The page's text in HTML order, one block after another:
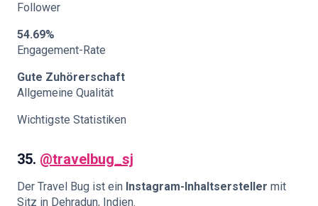
Follower
54.69%
Engagement-Rate
Gute Zuhörerschaft
Allgemeine Qualität
Wichtigste Statistiken
35. @travelbug_sj
Der Travel Bug ist ein Instagram-Inhaltsersteller mit
Sitz in Dehradun, Indien.